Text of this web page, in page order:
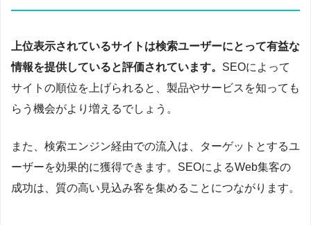
上位表示されているサイトは検索ユーザーにとって有益な
情報を提供していると評価されています。 SEOによって
サイトの順位を上げられると、製品やサービスを知っても
らう機会がより増えるでしょう。
また、検索エンジン経由での流入は、ターゲットとするユ
ーザーを効果的に獲得できます。SEOによるWeb集客の
成功は、質の高い見込み客を集めることにつながります。